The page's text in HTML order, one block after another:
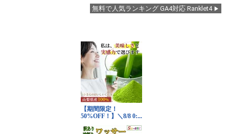
無料で人気ランキング GA4対応 Ranklet4